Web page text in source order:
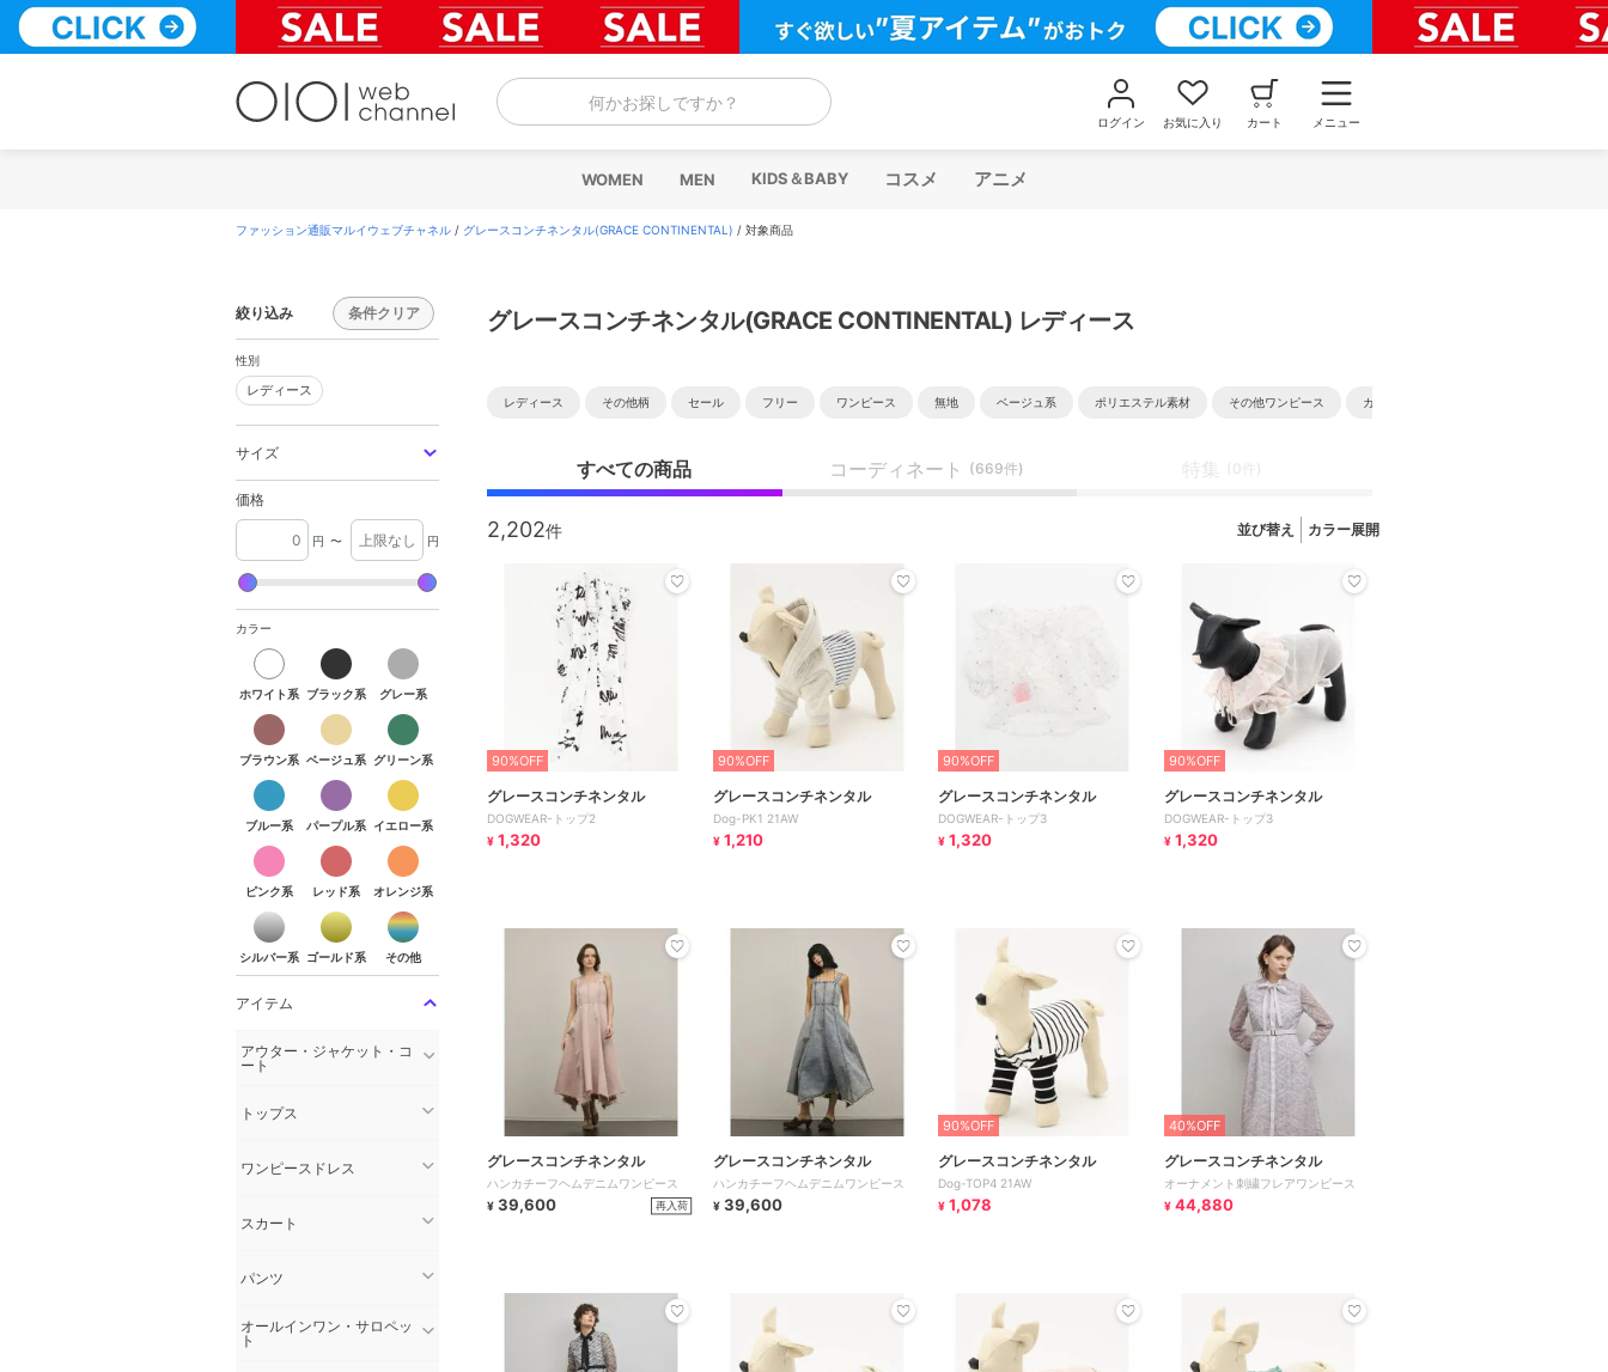
テ
何かお探しですか？
ログイン お気に入り カート メニュー
WOMEN MEN KIDS＆BABY コスメ アニメ
ファッション通販マルイウェブチャネル / グレースコンチネンタル(GRACE CONTINENTAL) / 対象商品
絞り込み 条件クリア
性別
レディース
レディース
サイズ
価格
円 〜 円
カラー
ホワイト系
ホワイト系
ブラック系
ブラック系
グレー系
グレー系
ブラウン系
ブラウン系
ベージュ系
ベージュ系
グリーン系
グリーン系
ブルー系
ブルー系
パープル系
パープル系
イエロー系
イエロー系
ピンク系
ピンク系
レッド系
レッド系
オレンジ系
オレンジ系
シルバー系
シルバー系
ゴールド系
ゴールド系
その他
その他
アイテム
アウター・ジャケット・コ
ート
トップス
ワンピースドレス
スカート
パンツ
オールインワン・サロペッ
ト
グレースコンチネンタル(GRACE CONTINENTAL) レディース
レディース その他柄 セール フリー ワンピース 無地 ベージュ系 ポリエステル素材 その他ワンピース カジュアル
すべての商品 コーディネート (669件) 特集 (0件)
2,202 並び替え カラー展開
90%OFF
グレースコンチネンタル
DOGWEAR-トップ2
¥ 1,320
90%OFF
グレースコンチネンタル
Dog-PK1 21AW
¥ 1,210
90%OFF
グレースコンチネンタル
DOGWEAR-トップ3
¥ 1,320
90%OFF
グレースコンチネンタル
DOGWEAR-トップ3
¥ 1,320
グレースコンチネンタル
ハンカチーフヘムデニムワンピース
¥ 39,600 再入荷
グレースコンチネンタル
ハンカチーフヘムデニムワンピース
¥ 39,600
90%OFF
グレースコンチネンタル
Dog-TOP4 21AW
¥ 1,078
40%OFF
グレースコンチネンタル
オーナメント刺繍フレアワンピース
¥ 44,880